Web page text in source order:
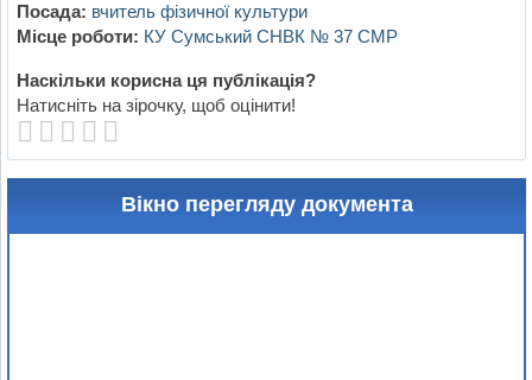
Посада: вчитель фізичної культури
Місце роботи: КУ Сумський СНВК № 37 СМР
Наскільки корисна ця публікація?
Натисніть на зірочку, щоб оцінити!
Вікно перегляду документа